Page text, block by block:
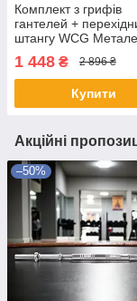
Комплект з грифів
гантелей +
штангу WCG
з’єднувач для
грифи гантель для
з’єднання
1 448 ₴ 2 896 ₴
Купити
Акційні
–50%